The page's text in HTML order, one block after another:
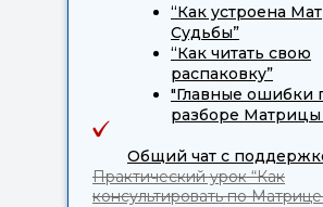
“Как устроена
Судьбы”
“Как читать свою
распаковку”
"Главные ошибки
разборе Матрицы
Общий чат с
Практический урок “Как
консультировать по